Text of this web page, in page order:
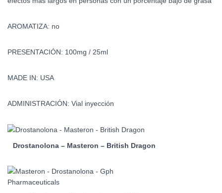
AROMATIZA: no
PRESENTACIÓN: 100mg / 25ml
MADE IN: USA
ADMINISTRACIÓN: Vial inyección
Drostanolona – Masteron – British Dragon